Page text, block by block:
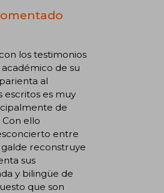
los testimonios
de su
al
escritos es muy
de
ello
entre
reconstruye
sus
y bilingüe de
que son